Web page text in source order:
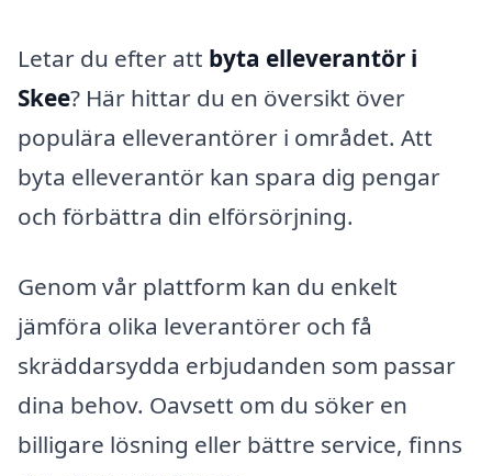
Letar du efter att byta elleverantör i
Skee? Här hittar du en översikt över
populära elleverantörer i området. Att
byta elleverantör kan spara dig pengar
och förbättra din elförsörjning.
Genom vår plattform kan du enkelt
jämföra olika leverantörer och få
skräddarsydda erbjudanden som passar
dina behov. Oavsett om du söker en
billigare lösning eller bättre service, finns